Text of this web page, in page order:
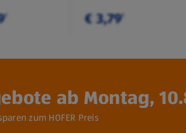
¹ € 3,79¹
ab Montag,
zum HOFER Preis